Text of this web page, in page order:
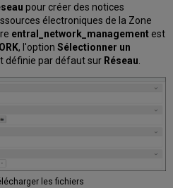
pour créer des notices
électroniques de la Zone
entral_network_managementest
, l'option Sélectionner un
définie par défaut sur Réseau
les fichiers